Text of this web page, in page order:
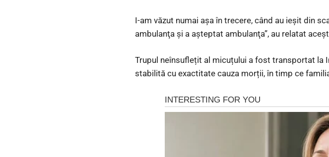
I-am văzut numai aşa în trecere, când au ieşit din
ambulanţa şi a aşteptat ambulanţa”, au relatat
Trupul neînsuflețit al micuțului a fost transportat la
stabilită cu exactitate cauza morții, în timp ce